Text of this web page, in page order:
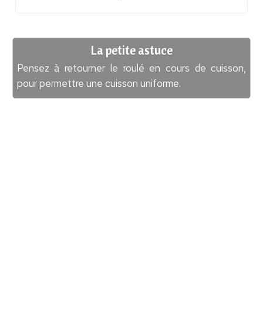
La petite astuce
Pensez à retourner le roulé en cours de cuisson,
pour permettre une cuisson uniforme.